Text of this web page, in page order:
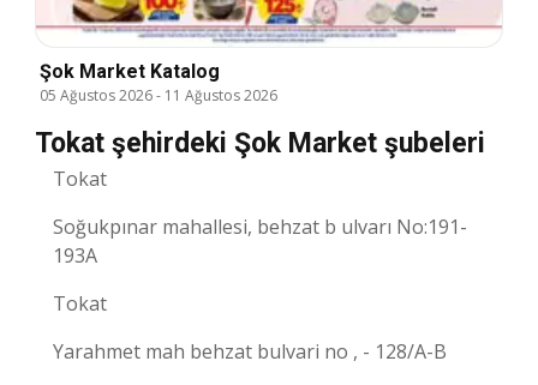
Şok Market Katalog
05 Ağustos 2026- 11 Ağustos 2026
Tokat şehirdeki Şok Market şubeleri
Tokat
Soğukpınar mahallesi, behzat b ulvarı No:191-
193A
Tokat
Yarahmet mah behzat bulvari no , - 128/A-B